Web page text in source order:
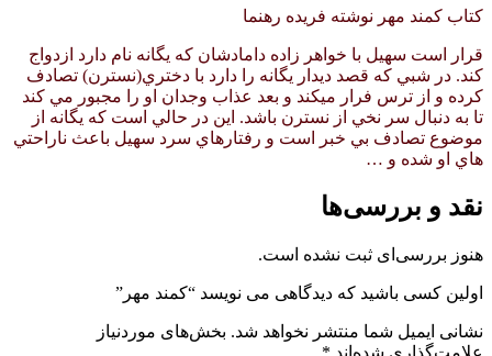
کتاب کمند مهر نوشته فریده رهنما
قرار است سهيل با خواهر زاده دامادشان كه يگانه نام دارد ازدواج
كند. در شبي كه قصد ديدار يگانه را دارد با دختري(نسترن) تصادف
كرده و از ترس فرار ميكند و بعد عذاب وجدان او را مجبور مي كند
تا به دنبال سر نخي از نسترن باشد. اين در حالي است كه يگانه از
موضوع تصادف بي خبر است و رفتارهاي سرد سهيل باعث ناراحتي
هاي او شده و …
نقد و بررسی‌ها
هنوز بررسی‌ای ثبت نشده است.
اولین کسی باشید که دیدگاهی می نویسد “کمند مهر”
نشانی ایمیل شما منتشر نخواهد شد. بخش‌های موردنیاز